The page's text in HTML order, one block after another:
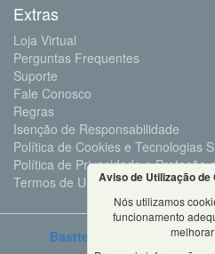
Extras
Loja Virtual
Perguntas Frequentes
Suporte
Fale Conosco
Regras
Isenção de Responsabilidade
Política de Cookies e Tecnologias
Política de Privacidade e Proteção
Termos de Uso
Bastter.com 2001 ©Todos
Aviso de Utilização
Nós utilizamos
funcionamento